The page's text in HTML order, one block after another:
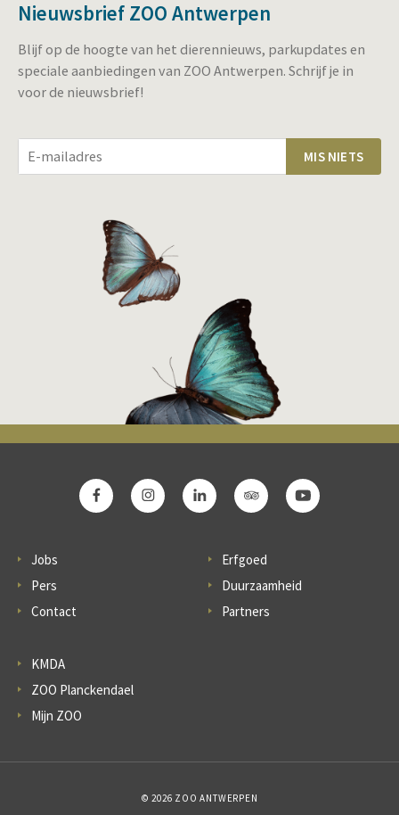
Nieuwsbrief ZOO Antwerpen
Blijf op de hoogte van het dierennieuws, parkupdates en
speciale aanbiedingen van ZOO Antwerpen. Schrijf je in
voor de nieuwsbrief!
MIS NIETS
Jobs
Pers
Contact
Erfgoed
Duurzaamheid
Partners
KMDA
ZOO Planckendael
Mijn ZOO
© 2026 ZOO ANTWERPEN